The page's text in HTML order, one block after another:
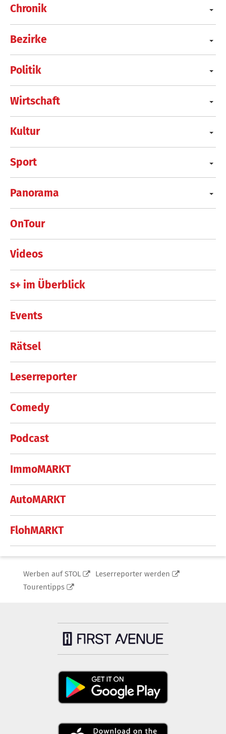
Chronik
Bezirke
Politik
Wirtschaft
Kultur
Sport
Panorama
OnTour
Videos
s+ im Überblick
Events
Rätsel
Leserreporter
Comedy
Podcast
ImmoMARKT
AutoMARKT
FlohMARKT
Werben auf STOL
Leserreporter werden
Tourentipps